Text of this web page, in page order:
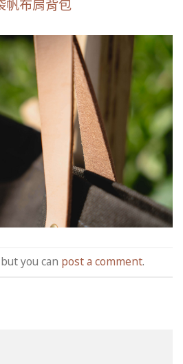
帆布肩背包
you can post a comment.